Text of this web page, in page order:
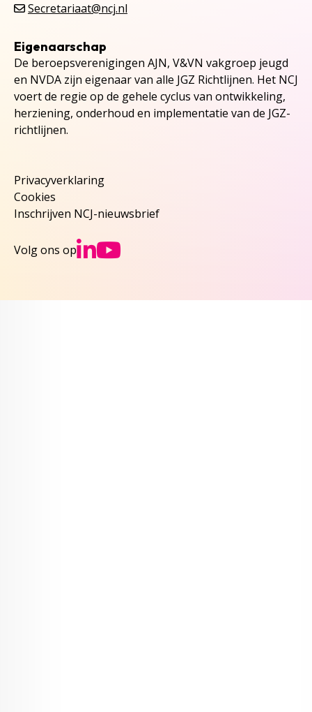
Secretariaat@ncj.nl
Eigenaarschap
De beroepsverenigingen AJN, V&VN vakgroep jeugd
en NVDA zijn eigenaar van alle JGZ Richtlijnen. Het NCJ
voert de regie op de gehele cyclus van ontwikkeling,
herziening, onderhoud en implementatie van de JGZ-
richtlijnen.
Privacyverklaring
Cookies
Inschrijven NCJ-nieuwsbrief
Volg ons op Ga naar NCJs